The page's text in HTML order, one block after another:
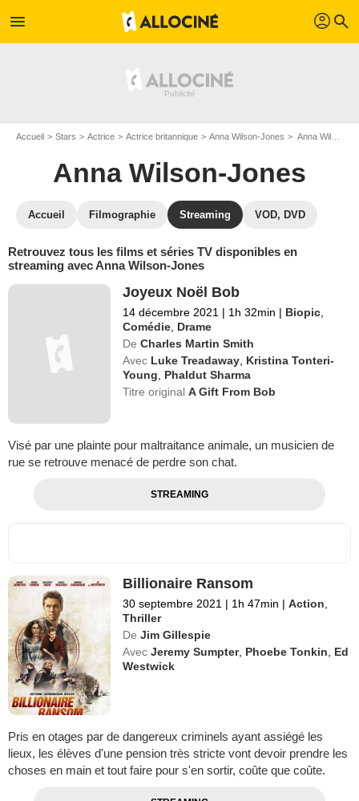
menu profil search
Accueil Stars Actrice Actrice britannique Anna Wilson-Jones Anna Wilson-Jones : Films et séries online
Anna Wilson-Jones
Accueil Filmographie Streaming VOD, DVD
Retrouvez tous les films et séries TV disponibles en
streaming avec Anna Wilson-Jones
Joyeux Noël Bob
14 décembre 2021 | 1h 32min | Biopic
Comédie Drame
De Charles Martin Smith
Avec Luke Treadaway Kristina Tonteri-
Young
Phaldut Sharma
Titre originalA Gift From Bob
Visé par une plainte pour maltraitance animale, un musicien de
rue se retrouve menacé de perdre son chat.
STREAMING
Billionaire Ransom
30 septembre 2021 | 1h 47min | Action
Thriller
De Jim Gillespie
Avec Jeremy Sumpter, Phoebe Tonkin
Ed
Westwick
Pris en otages par de dangereux criminels ayant assiégé les
lieux, les élèves d'une pension très stricte vont devoir prendre les
choses en main et tout faire pour s'en sortir, coûte que coûte.